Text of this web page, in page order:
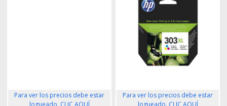
Para ver los precios debe estar
logueado. CLIC AQUÍ
Para ver los precios debe estar
logueado. CLIC AQUÍ